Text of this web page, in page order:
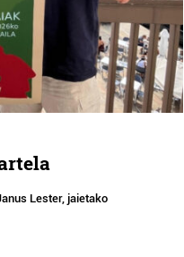
Lester, jaietako